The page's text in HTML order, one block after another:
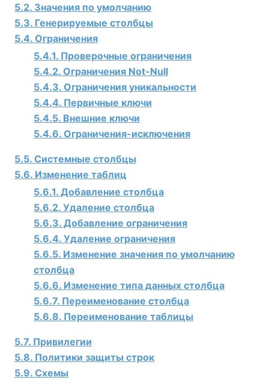
5.2. Значения по умолчанию
5.3. Генерируемые столбцы
5.4. Ограничения
5.4.1. Проверочные ограничения
5.4.2. Ограничения Not-Null
5.4.3. Ограничения уникальности
5.4.4. Первичные ключи
5.4.5. Внешние ключи
5.4.6. Ограничения-исключения
5.5. Системные столбцы
5.6. Изменение таблиц
5.6.1. Добавление столбца
5.6.2. Удаление столбца
5.6.3. Добавление ограничения
5.6.4. Удаление ограничения
5.6.5. Изменение значения по умолчанию
столбца
5.6.6. Изменение типа данных столбца
5.6.7. Переименование столбца
5.6.8. Переименование таблицы
5.7. Привилегии
5.8. Политики защиты строк
5.9. Схемы